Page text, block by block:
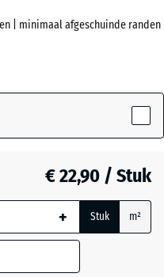
| minimaal afgeschuinde randen
€ 22,90 / Stuk
+ Stuk m²